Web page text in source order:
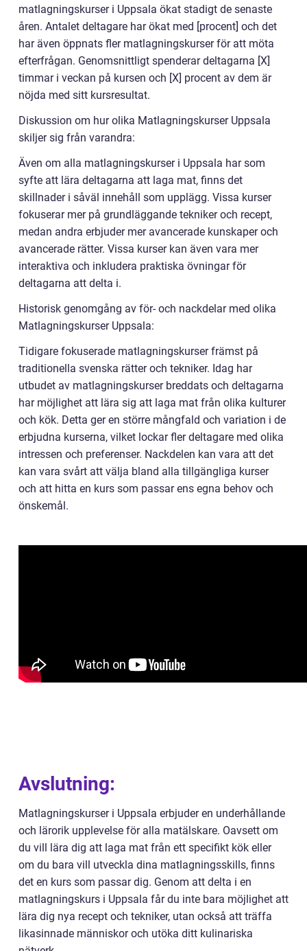
matlagningskurser i Uppsala ökat stadigt de senaste
åren. Antalet deltagare har ökat med [procent] och det
har även öppnats fler matlagningskurser för att möta
efterfrågan. Genomsnittligt spenderar deltagarna [X]
timmar i veckan på kursen och [X] procent av dem är
nöjda med sitt kursresultat.
Diskussion om hur olika Matlagningskurser Uppsala
skiljer sig från varandra:
Även om alla matlagningskurser i Uppsala har som
syfte att lära deltagarna att laga mat, finns det
skillnader i såväl innehåll som upplägg. Vissa kurser
fokuserar mer på grundläggande tekniker och recept,
medan andra erbjuder mer avancerade kunskaper och
avancerade rätter. Vissa kurser kan även vara mer
interaktiva och inkludera praktiska övningar för
deltagarna att delta i.
Historisk genomgång av för- och nackdelar med olika
Matlagningskurser Uppsala:
Tidigare fokuserade matlagningskurser främst på
traditionella svenska rätter och tekniker. Idag har
utbudet av matlagningskurser breddats och deltagarna
har möjlighet att lära sig att laga mat från olika kulturer
och kök. Detta ger en större mångfald och variation i de
erbjudna kurserna, vilket lockar fler deltagare med olika
intressen och preferenser. Nackdelen kan vara att det
kan vara svårt att välja bland alla tillgängliga kurser
och att hitta en kurs som passar ens egna behov och
önskemål.
Avslutning:
Matlagningskurser i Uppsala erbjuder en underhållande
och lärorik upplevelse för alla matälskare. Oavsett om
du vill lära dig att laga mat från ett specifikt kök eller
om du bara vill utveckla dina matlagningsskills, finns
det en kurs som passar dig. Genom att delta i en
matlagningskurs i Uppsala får du inte bara möjlighet att
lära dig nya recept och tekniker, utan också att träffa
likasinnade människor och utöka ditt kulinariska